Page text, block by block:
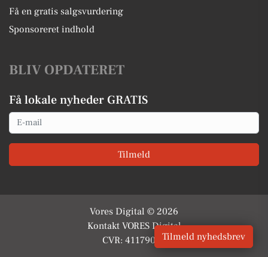
Få en gratis salgsvurdering
Sponsoreret indhold
BLIV OPDATERET
Få lokale nyheder GRATIS
Email
Tilmeld
Vores Digital © 2026
Kontakt VORES Digital
CVR: 41179082Tilmeld nyhedsbrev